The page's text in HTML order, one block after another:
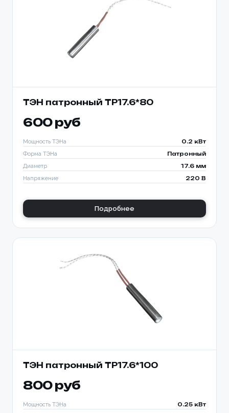
ТЭН патронный TP17.6*80
600 руб
Мощность ТЭНа 0.2 кВт
Форма ТЭНа Патронный
Диаметр 17.6 мм
Напряжение 220 В
Подробнее
ТЭН патронный TP17.6*100
800 руб
Мощность ТЭНа 0.25 кВт